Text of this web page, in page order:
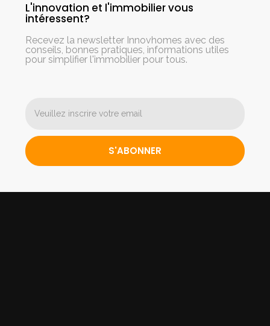
L'innovation et l'immobilier vous
intéressent?
Recevez la newsletter Innovhomes avec des
conseils, bonnes pratiques, informations utiles
pour simplifier l'immobilier pour tous.
S'ABONNER